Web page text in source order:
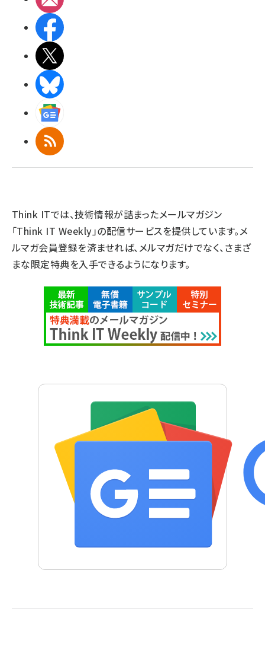
RSS
Think ITでは、技術情報が詰まったメールマガジン
「Think IT Weekly」の配信サービスを提供しています。メ
ルマガ会員登録を済ませれば、メルマガだけでなく、さまざ
まな限定特典を入手できるようになります。